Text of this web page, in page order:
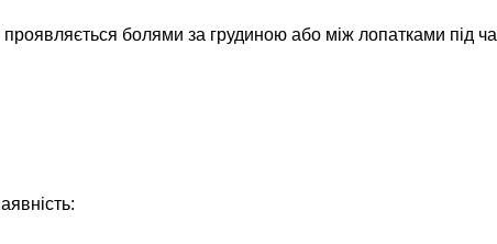
болями за грудиною або між лопатками під